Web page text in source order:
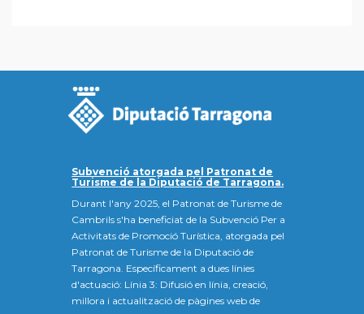
Subvenció atorgada pel Patronat de
Turisme de la Diputació de Tarragona.
Durant l'any 2025, el Patronat de Turisme de
Cambrils s'ha beneficiat de la Subvenció Per a
Activitats de Promoció Turística, atorgada pel
Patronat de Turisme de la Diputació de
Tarragona. Específicament a dues línies
d'actuació: Línia 3: Difusió en línia, creació,
millora i actualització de pàgines web de